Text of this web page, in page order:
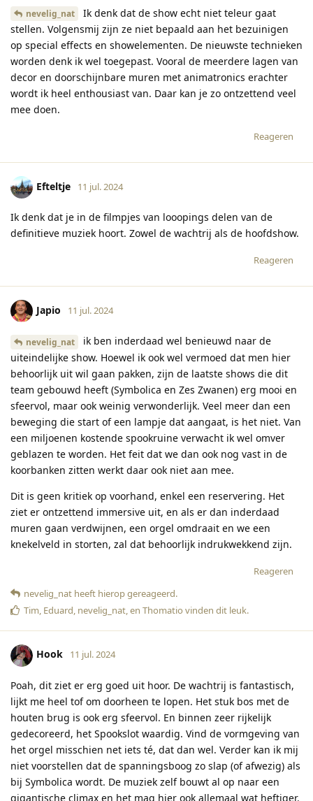
nevelig_nat
Ik denk dat de show echt niet teleur gaat
stellen. Volgensmij zijn ze niet bepaald aan het bezuinigen
op special effects en showelementen. De nieuwste technieken
worden denk ik wel toegepast. Vooral de meerdere lagen van
decor en doorschijnbare muren met animatronics erachter
wordt ik heel enthousiast van. Daar kan je zo ontzettend veel
mee doen.
Reageren
Efteltje 11 jul. 2024
Ik denk dat je in de filmpjes van looopings delen van de
definitieve muziek hoort. Zowel de wachtrij als de hoofdshow.
Reageren
Japio 11 jul. 2024
nevelig_nat
ik ben inderdaad wel benieuwd naar de
uiteindelijke show. Hoewel ik ook wel vermoed dat men hier
behoorlijk uit wil gaan pakken, zijn de laatste shows die dit
team gebouwd heeft (Symbolica en Zes Zwanen) erg mooi en
sfeervol, maar ook weinig verwonderlijk. Veel meer dan een
beweging die start of een lampje dat aangaat, is het niet. Van
een miljoenen kostende spookruine verwacht ik wel omver
geblazen te worden. Het feit dat we dan ook nog vast in de
koorbanken zitten werkt daar ook niet aan mee.
Dit is geen kritiek op voorhand, enkel een reservering. Het
ziet er ontzettend immersive uit, en als er dan inderdaad
muren gaan verdwijnen, een orgel omdraait en we een
knekelveld in storten, zal dat behoorlijk indrukwekkend zijn.
Reageren
nevelig_nat heeft hierop gereageerd.
Tim Eduard nevelig_nat , en Thomatio vinden dit leuk.
Hook 11 jul. 2024
Poah, dit ziet er erg goed uit hoor. De wachtrij is fantastisch,
lijkt me heel tof om doorheen te lopen. Het stuk bos met de
houten brug is ook erg sfeervol. En binnen zeer rijkelijk
gedecoreerd, het Spookslot waardig. Vind de vormgeving van
het orgel misschien net iets té, dat dan wel. Verder kan ik mij
niet voorstellen dat de spanningsboog zo slap (of afwezig) als
bij Symbolica wordt. De muziek zelf bouwt al op naar een
gigantische climax en het mag hier ook allemaal wat heftiger.